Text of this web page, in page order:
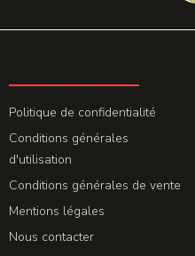
Politique de confidentialité
Conditions générales
d'utilisation
Conditions générales de vente
Mentions légales
Nous contacter